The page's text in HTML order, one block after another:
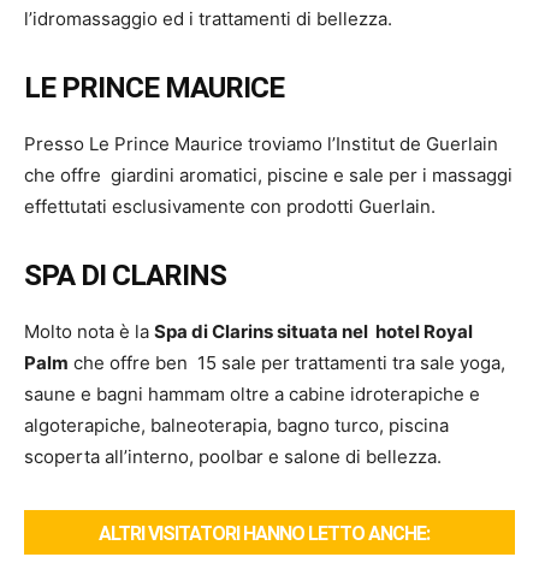
l’idromassaggio ed i trattamenti di bellezza.
LE PRINCE MAURICE
Presso Le Prince Maurice troviamo l’Institut de Guerlain
che offre giardini aromatici, piscine e sale per i massaggi
effettutati esclusivamente con prodotti Guerlain.
SPA DI CLARINS
Molto nota è la Spa di Clarins situata nel hotel Royal
Palm che offre ben 15 sale per trattamenti tra sale yoga,
saune e bagni hammam oltre a cabine idroterapiche e
algoterapiche, balneoterapia, bagno turco, piscina
scoperta all’interno, poolbar e salone di bellezza.
ALTRI VISITATORI HANNO LETTO ANCHE: